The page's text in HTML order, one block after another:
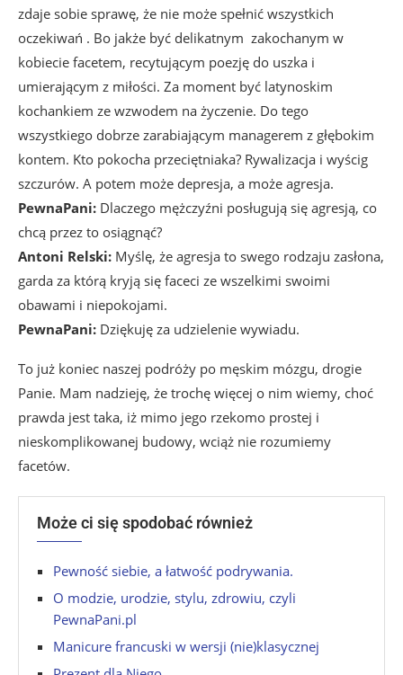
zdaje sobie sprawę, że nie może spełnić wszystkich
oczekiwań . Bo jakże być delikatnym zakochanym w
kobiecie facetem, recytującym poezję do uszka i
umierającym z miłości. Za moment być latynoskim
kochankiem ze wzwodem na życzenie. Do tego
wszystkiego dobrze zarabiającym managerem z głębokim
kontem. Kto pokocha przeciętniaka? Rywalizacja i wyścig
szczurów. A potem może depresja, a może agresja.
PewnaPani: Dlaczego mężczyźni posługują się agresją, co
chcą przez to osiągnąć?
Antoni Relski: Myślę, że agresja to swego rodzaju zasłona,
garda za którą kryją się faceci ze wszelkimi swoimi
obawami i niepokojami.
PewnaPani: Dziękuję za udzielenie wywiadu.
To już koniec naszej podróży po męskim mózgu, drogie
Panie. Mam nadzieję, że trochę więcej o nim wiemy, choć
prawda jest taka, iż mimo jego rzekomo prostej i
nieskomplikowanej budowy, wciąż nie rozumiemy
facetów.
Może ci się spodobać również
Pewność siebie, a łatwość podrywania.
O modzie, urodzie, stylu, zdrowiu, czyli
PewnaPani.pl
Manicure francuski w wersji (nie)klasycznej